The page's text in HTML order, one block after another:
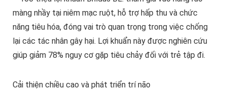
màng nhầy tại niêm mạc ruột, hỗ trợ hấp thu và chức
năng tiêu hóa, đóng vai trò quan trọng trong việc chống
lại các tác nhân gây hại. Lợi khuẩn này được nghiên cứu
giúp giảm 78% nguy cơ gặp tiêu chảy đối với trẻ tập đi.
Cải thiện chiều cao và phát triển trí não